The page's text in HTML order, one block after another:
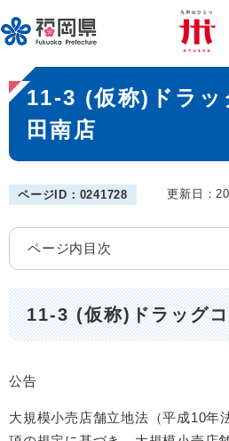
ー
ジ
先
頭
。
メニューを飛ばし
本
文
11-3 (仮称)ドラ
田南店
ページID：0241728 更新日：
ページ内目次
11-3 (仮称)ドラッグ
公告
大規模小売店舗立地法（平成10年